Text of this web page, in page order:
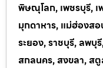
พิษณุโลก, เพชรบุรี,
มุกดาหาร, แม่ฮ่องสอ
ระยอง, ราชบุรี, ลพบุ
สกลนคร, สงขลา, ส